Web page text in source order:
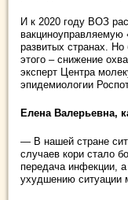
И к 2020 году ВОЗ
вакциноуправляемую
развитых странах.
этого – снижение
эксперт Центра
эпидемиологии
Елена Валерьевна,
— В нашей стране
случаев кори стало
передача инфекции,
ухудшению ситуации